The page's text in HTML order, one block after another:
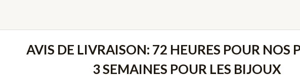
AVIS DE LIVRAISON: 72 HEURES POUR NOS
3 SEMAINES POUR LES BIJOUX